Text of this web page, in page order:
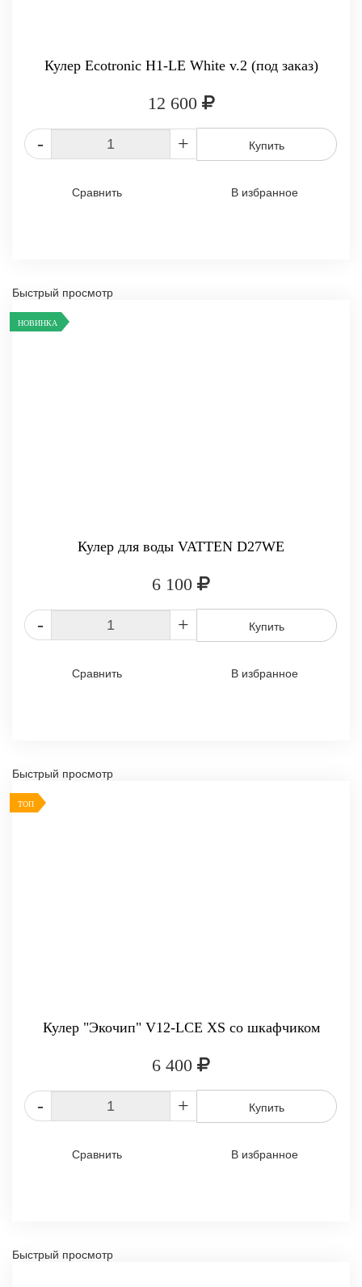
Кулер Ecotronic H1-LE White v.2 (под заказ)
12 600
- + Купить
Сравнить В избранное
Быстрый просмотр
НОВИНКА
Кулер для воды VATTEN D27WE
6 100
- + Купить
Сравнить В избранное
Быстрый просмотр
ТОП
Кулер "Экочип" V12-LCE XS со шкафчиком
6 400
- + Купить
Сравнить В избранное
Быстрый просмотр